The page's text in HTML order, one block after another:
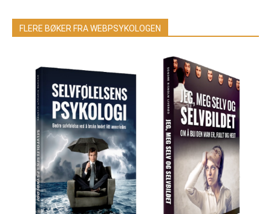
FLERE BØKER FRA WEBPSYKOLOGEN